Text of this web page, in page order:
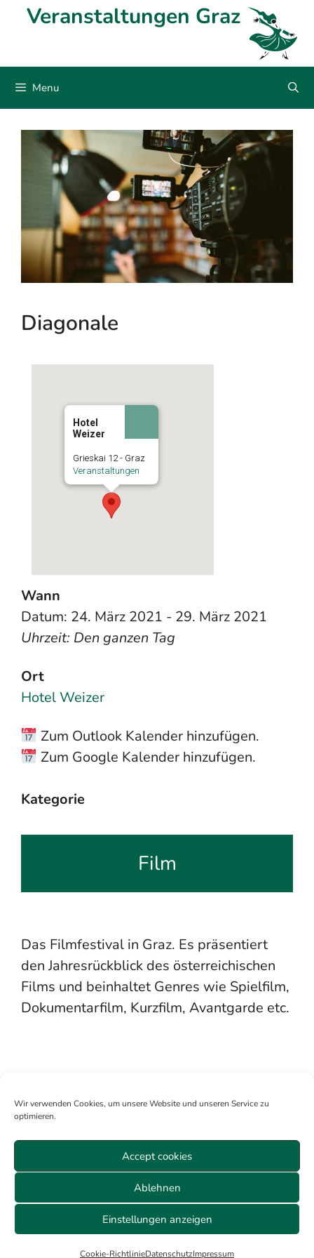
Wir verwenden Cookies, um unsere Website und unseren Service zu
optimieren.
Accept cookies
Ablehnen
Einstellungen anzeigen
Cookie-RichtlinieDatenschutzImpressum
Veranstaltungen Graz
Menu
Diagonale
Hotel
Weizer
Grieskai 12 - Graz
Veranstaltungen
Wann
Datum: 24. März 2021 - 29. März 2021
Uhrzeit: Den ganzen Tag
Ort
Hotel Weizer
Zum Outlook Kalender hinzufügen.
Zum Google Kalender hinzufügen.
Kategorie
Film
Das Filmfestival in Graz. Es präsentiert
den Jahresrückblick des österreichischen
Films und beinhaltet Genres wie Spielfilm,
Dokumentarfilm, Kurzfilm, Avantgarde etc.
Mitglied werden Anmelden Über uns
Sitemap
Veranstaltungen Wien
Datenschutz
Cookie-Richtlinie (EU)
Impressum
© 2026 ALLE RECHTE VORBEHALTEN